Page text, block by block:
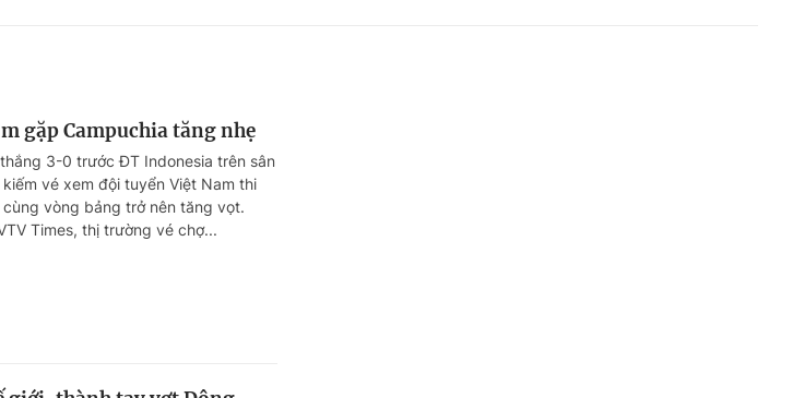
gặp Campuchia tăng nhẹ
3-0 trước ĐT Indonesia trên sân
vé xem đội tuyển Việt Nam thi
vòng bảng trở nên tăng vọt.
Times, thị trường vé chợ...